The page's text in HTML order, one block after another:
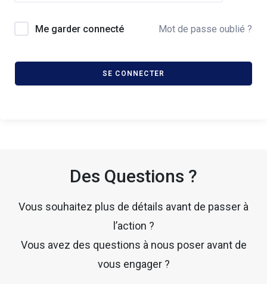
Me garder connecté Mot de passe oublié ?
SE CONNECTER
Des Questions ?
Vous souhaitez plus de détails avant de passer à
l’action ?
Vous avez des questions à nous poser avant de
vous engager ?